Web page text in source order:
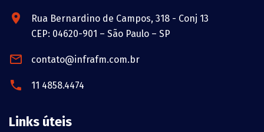
Rua Bernardino de Campos, 318 - Conj 13
CEP: 04620-901 – São Paulo – SP
contato@infrafm.com.br
11 4858.4474
Links úteis